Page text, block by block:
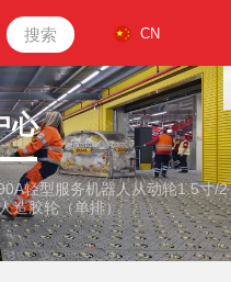
搜索 CN
心
轻型服务机器人从动轮1.5寸/2
造胶轮（单排）